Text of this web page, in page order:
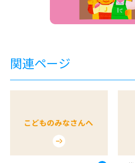
関連ページ